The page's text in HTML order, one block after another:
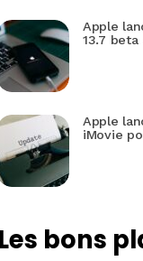
Apple
13.7
Apple
iMovie
Les bons